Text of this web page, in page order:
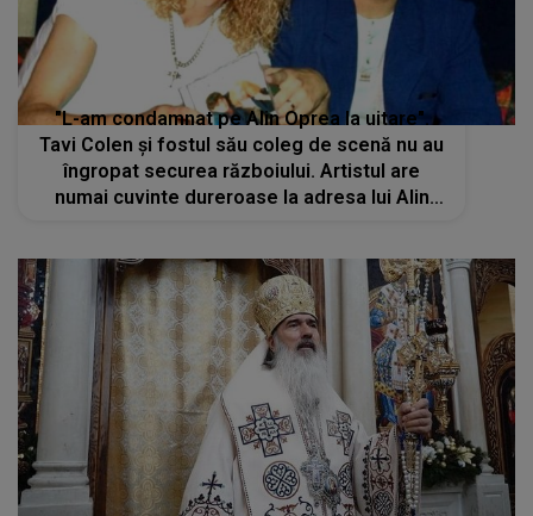
"L-am condamnat pe Alin Oprea la uitare".
Tavi Colen și fostul său coleg de scenă nu au
îngropat securea războiului. Artistul are
numai cuvinte dureroase la adresa lui Alin